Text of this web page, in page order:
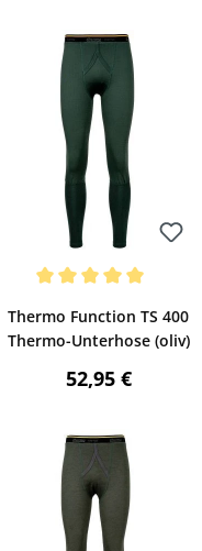
Bewerten
Thermo Function TS 400
Thermo-Unterhose (oliv)
Regulärer Preis:
52,95 €